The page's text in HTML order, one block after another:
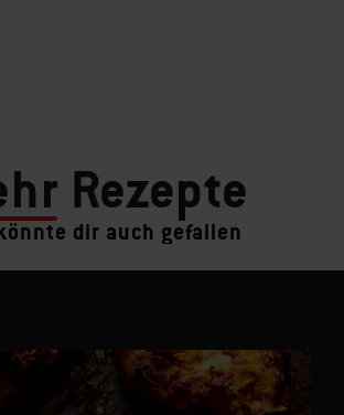
Rezepte
dir auch gefallen